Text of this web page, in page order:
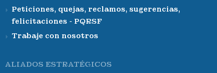
Peticiones, quejas, reclamos, sugerencias,
felicitaciones - PQRSF
Trabaje con nosotros
ALIADOS ESTRATÉGICOS